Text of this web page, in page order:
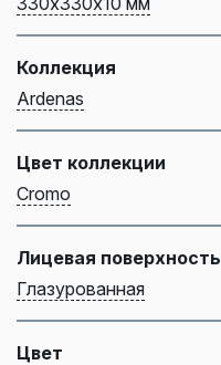
Коллекция
Ardenas
Цвет коллекции
Cromo
Лицевая поверхность
Глазурованная
Цвет